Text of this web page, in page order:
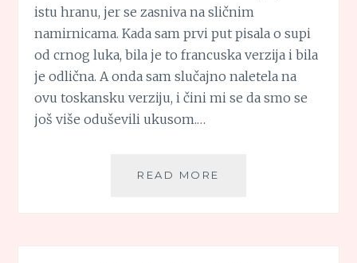
istu hranu, jer se zasniva na sličnim
namirnicama. Kada sam prvi put pisala o supi
od crnog luka, bila je to francuska verzija i bila
je odlična. A onda sam slučajno naletela na
ovu toskansku verziju, i čini mi se da smo se
još više oduševili ukusom.…
READ MORE